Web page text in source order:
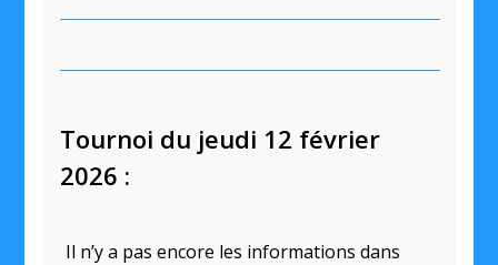
Tournoi du jeudi 12 février
2026 :
Il n’y a pas encore les informations dans